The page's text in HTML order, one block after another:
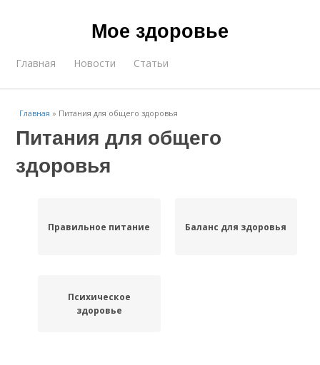
Мое здоровье
Главная Новости Статьи
Главная » Питания для общего здоровья
Питания для общего
здоровья
Правильное питание Баланс для здоровья
Психическое
здоровье